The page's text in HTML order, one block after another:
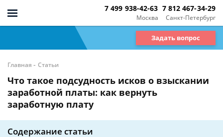
Москва
7 499 938-42-63
Санкт-Петербург
7 812 467-34-29
Задать вопрос
Главная - Статьи
Что такое подсудность исков о взыскании
заработной платы: как вернуть
заработную плату
Содержание статьи